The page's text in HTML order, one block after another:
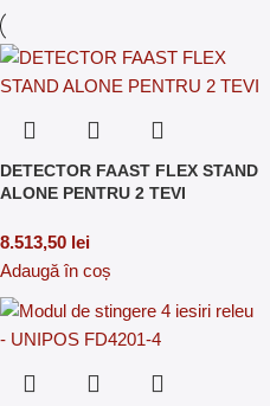
DETECTOR FAAST FLEX STAND
ALONE PENTRU 2 TEVI
8.513,50 lei
Adaugă în coș